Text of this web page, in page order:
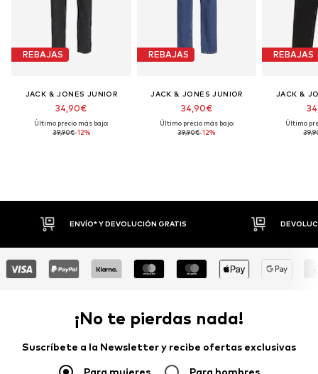
REBAJAS
JACK & JONES JUNIOR
34,90€
Último precio más bajo:
39,90€-12%
REBAJAS
JACK & JONES JUNIOR
34,90€
Último precio más bajo:
39,90€-12%
REBAJAS
JACK &
Último
ENVÍO* Y DEVOLUCIÓN GRATIS
¡No te pierdas nada!
Suscríbete a la Newsletter y recibe ofertas exclusivas